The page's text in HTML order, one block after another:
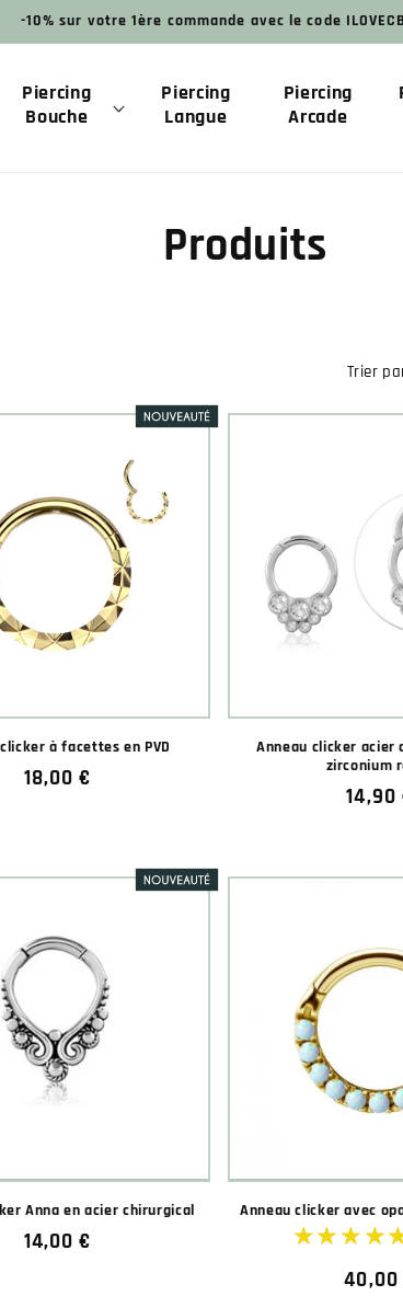
-10% sur votre 1ère commande avec le code
Piercing
Bouche
Piercing
Langue
Piercing
Arcade
Produits
Trier
à facettes en PVD
Prix
18,00 €
Anneau clicker acier
zirconium
Prix
14,90
Anna en acier chirurgical
Prix
14,00 €
Anneau clicker avec
Prix
40,00